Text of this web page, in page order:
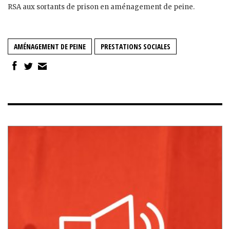
RSA aux sortants de prison en aménagement de peine.
AMÉNAGEMENT DE PEINE PRESTATIONS SOCIALES